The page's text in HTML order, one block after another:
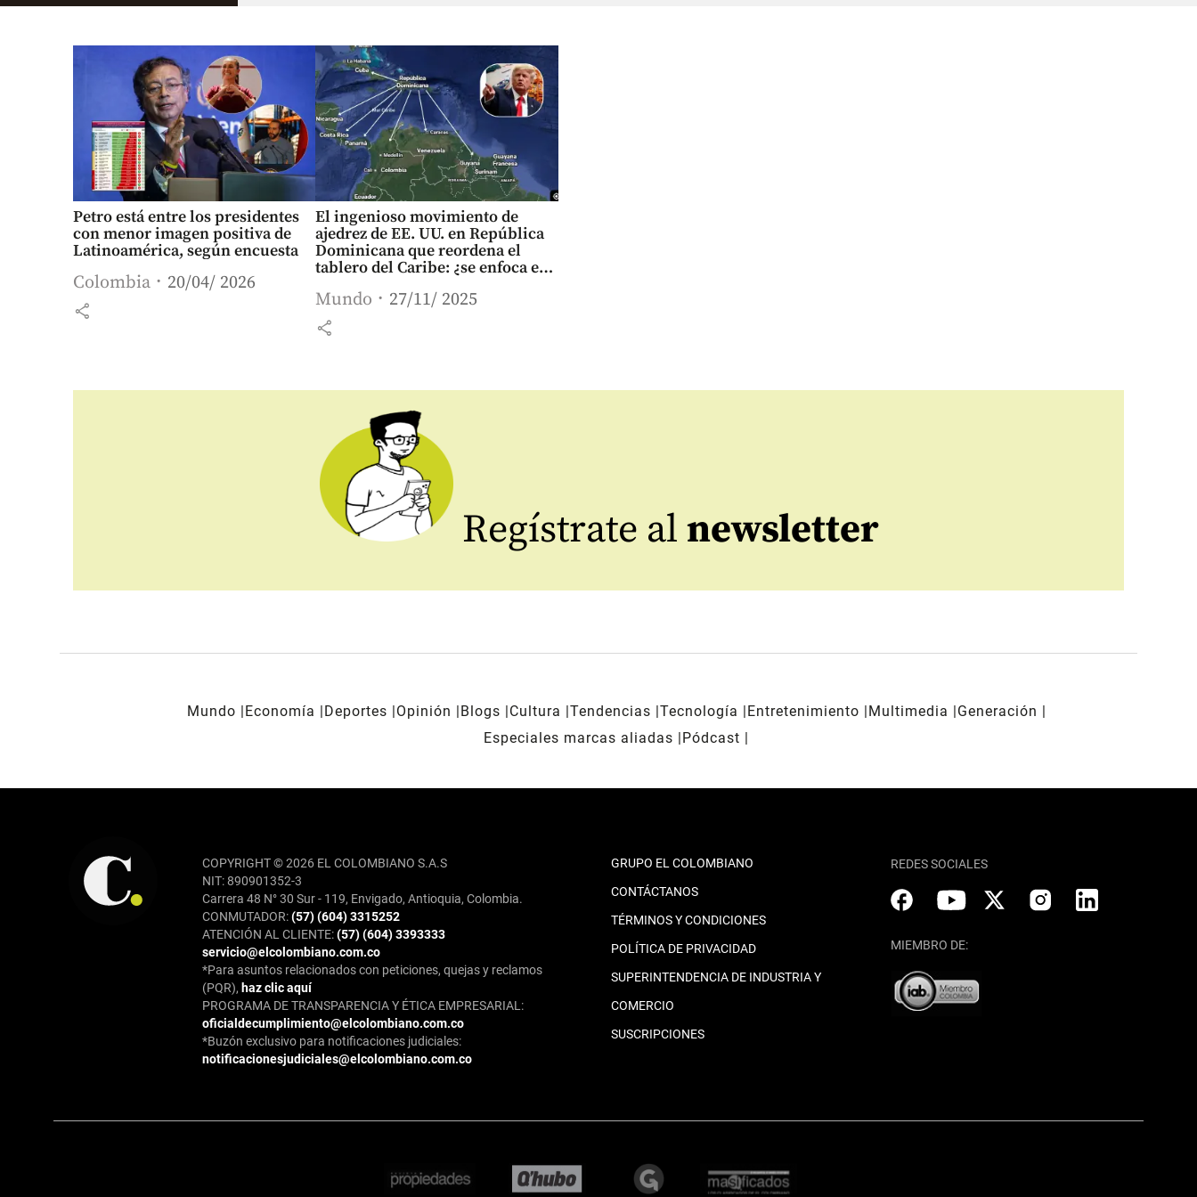
Petro está entre los presidentes
con menor imagen positiva de
Latinoamérica, según encuesta
Colombia 20/04/ 2026
share
El ingenioso movimiento de
ajedrez de EE. UU. en República
Dominicana que reordena el
tablero del Caribe: ¿se enfoca en
Mundo 27/11/ 2025
share
Regístrate al newsletter
Mundo Economía Deportes Opinión Blogs Cultura Tendencias Tecnología Entretenimiento Multimedia
Generación
Especiales marcas aliadas
Pódcast
COPYRIGHT © 2026 EL COLOMBIANO S.A.S
NIT: 890901352-3
Carrera 48 N° 30 Sur - 119, Envigado, Antioquia, Colombia.
CONMUTADOR:(57) (604) 3315252
ATENCIÓN AL CLIENTE:(57) (604) 3393333
servicio@elcolombiano.com.co
*Para asuntos relacionados con peticiones, quejas y reclamos
(PQR), haz clic aquí
PROGRAMA DE TRANSPARENCIA Y ÉTICA EMPRESARIAL:
oficialdecumplimiento@elcolombiano.com.co
*Buzón exclusivo para notificaciones judiciales:
notificacionesjudiciales@elcolombiano.com.co
GRUPO EL COLOMBIANO
CONTÁCTANOS
TÉRMINOS Y CONDICIONES
POLÍTICA DE PRIVACIDAD
SUPERINTENDENCIA DE INDUSTRIA Y
COMERCIO
SUSCRIPCIONES
REDES SOCIALES
MIEMBRO DE: